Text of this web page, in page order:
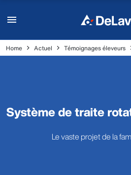
Home Actuel Témoignages éleveurs
Système de traite
Le vaste projet de la